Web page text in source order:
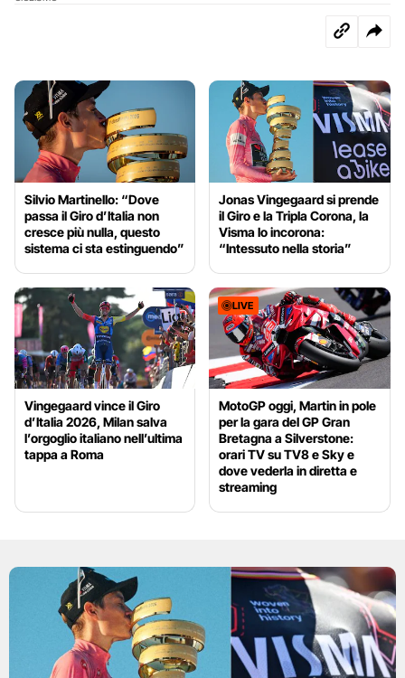
Silvio Martinello: “Dove
passa il Giro d’Italia non
cresce più nulla, questo
sistema ci sta estinguendo”
Jonas Vingegaard si prende
il Giro e la Tripla Corona, la
Visma lo incorona:
“Intessuto nella storia”
Vingegaard vince il Giro
d’Italia 2026, Milan salva
l’orgoglio italiano nell’ultima
tappa a Roma
LIVE
MotoGP oggi, Martin in pole
per la gara del GP Gran
Bretagna a Silverstone:
orari TV su TV8 e Sky e
dove vederla in diretta e
streaming